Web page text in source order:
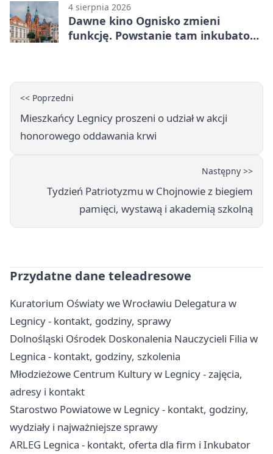
4 sierpnia 2026
Dawne kino Ognisko zmieni
funkcję. Powstanie tam inkubator
<< Poprzedni
Mieszkańcy Legnicy proszeni o udział w akcji
honorowego oddawania krwi
Następny >>
Tydzień Patriotyzmu w Chojnowie z biegiem
pamięci, wystawą i akademią szkolną
Przydatne dane teleadresowe
Kuratorium Oświaty we Wrocławiu Delegatura w
Legnicy - kontakt, godziny, sprawy
Dolnośląski Ośrodek Doskonalenia Nauczycieli Filia w
Legnica - kontakt, godziny, szkolenia
Młodzieżowe Centrum Kultury w Legnicy - zajęcia,
adresy i kontakt
Starostwo Powiatowe w Legnicy - kontakt, godziny,
wydziały i najważniejsze sprawy
ARLEG Legnica - kontakt, oferta dla firm i Inkubator